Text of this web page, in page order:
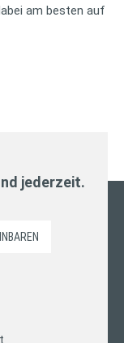
am besten auf
jederzeit.